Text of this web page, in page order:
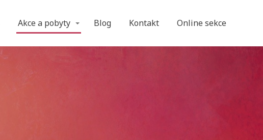
Akce a pobyty Blog Kontakt Online sekce